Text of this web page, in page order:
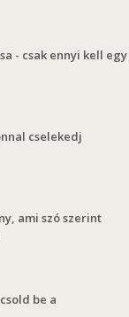
- csak ennyi kell egy
cselekedj
ami szó szerint
be a